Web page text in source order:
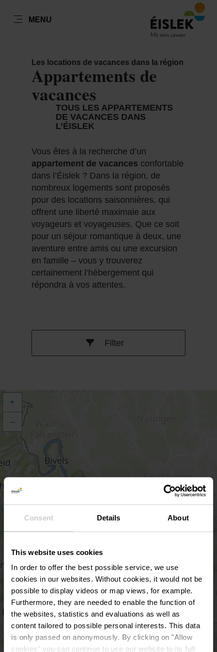
Consent Details About
This website uses cookies
In order to offer the best possible service, we use
cookies in our websites. Without cookies, it would not be
possible to display videos or map views, for example.
Furthermore, they are needed to enable the function of
the websites, statistics and evaluations as well as
content tailored to possible personal interests. This data
is only passed on anonymously. By clicking on "Allow
cookies" you can continue to use our website to its full
MENU
FR
Les locations de vacances dans la région
Appartements de
vacances
TOUS LES APPARTEMENTS
DE VACANCES DANS
L’ÉISLEK
Vous êtes à la recherche d’un
appartement de vacances confortable
dans l’Éislek ? Dans la région, de
nombreux logements sont proposés
pour des locations saisonnières, qui
offrent une liberté maximale aux
voyageurs et voyageuses. Que ce soit
pour un séjour romantique à deux, une
aventure entre amis ou une excursion
en famille – vous y trouverez
certainement l’hébergement qui
répondra à vos attentes.
Filter
+
–